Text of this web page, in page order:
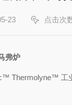
23 点击次
弗炉
Thermolyne™ 工